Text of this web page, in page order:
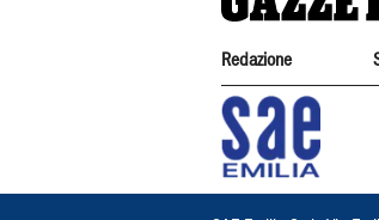
Redazione